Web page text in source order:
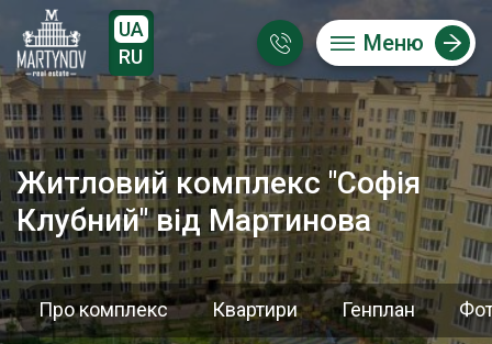
UA
RU
Меню
Житловий комплекс "Софія
Клубний" від Мартинова
Про комплекс Квартири Генплан